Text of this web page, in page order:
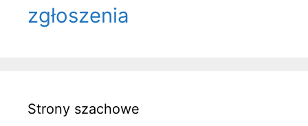
zgłoszenia
Strony szachowe